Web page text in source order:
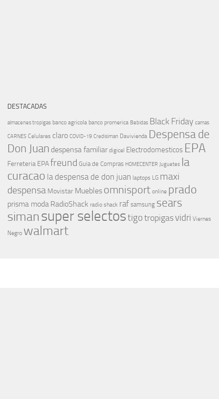
DESTACADAS
almacenes tropigas banco agricola banco promerica Bebidas Black Friday camas
CARNES Celulares claro COVID-19 Credisiman Davivienda Despensa de
Don Juan despensa familiar digicel Electrodomesticos EPA
Ferreteria EPAfreund Guia de Compras HOMECENTER Juguetes la
curacao la despensa de don juan laptops LG maxi
despensa Movistar Muebles omnisport online prado
prisma moda RadioShack radio shack raf samsung sears
simansuper selectostigotropigasvidri Viernes
Negro walmart